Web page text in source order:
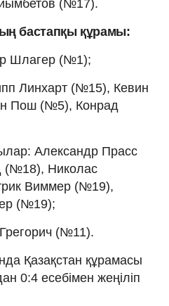
(№17).
бастапқы құрамы:
Шлагер (№1);
Линхарт (№15), Кевин
Пош (№5), Конрад
Александр Прасс
Николас
Виммер (№19),
(№19);
(№11).
Қазақстан құрамасы
0:4 есебімен жеңіліп